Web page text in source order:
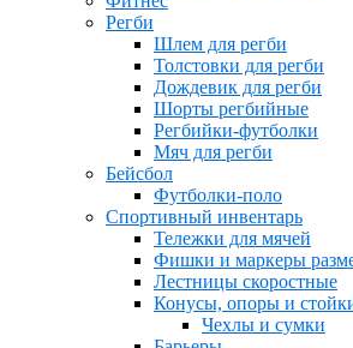
Регби
Шлем для регби
Толстовки для регби
Дождевик для регби
Шорты регбийные
Регбийки-футболки
Мяч для регби
Бейсбол
Футболки-поло
Спортивный инвентарь
Тележки для мячей
Фишки и маркеры
Лестницы скоростные
Конусы, опоры и
Чехлы и сумки